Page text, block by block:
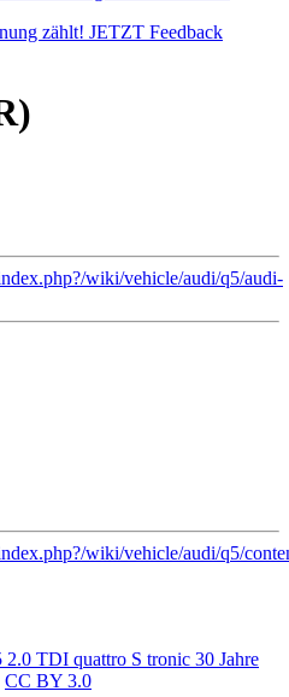
zählt! JETZT Feedback
wiki/vehicle/audi/q5/audi-
wiki/vehicle/audi/q5/
TDI quattro S tronic 30 Jahre
CC BY 3.0